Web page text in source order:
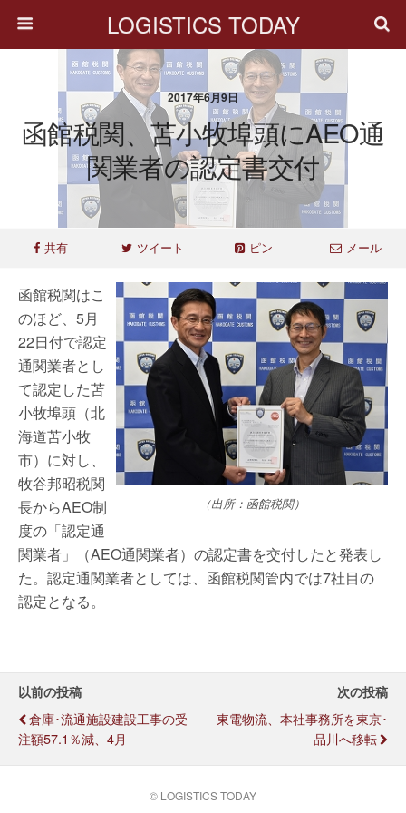
LOGISTICS TODAY
2017年6月9日
函館税関、苫小牧埠頭にAEO通
関業者の認定書交付
共有 ツイート ピン メール
（出所：函館税関）
函館税関はこ
のほど、5月
22日付で認定
通関業者とし
て認定した苫
小牧埠頭（北
海道苫小牧
市）に対し、
牧谷邦昭税関
長からAEO制
度の「認定通
関業者」（AEO通関業者）の認定書を交付したと発表し
た。認定通関業者としては、函館税関管内では7社目の
認定となる。
以前の投稿
倉庫･流通施設建設工事の受
注額57.1％減、4月
次の投稿
東電物流、本社事務所を東京･
品川へ移転
© LOGISTICS TODAY